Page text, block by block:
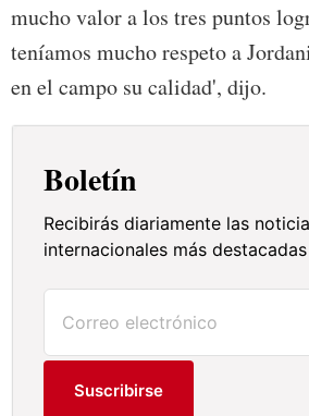
mucho valor a los tres puntos
teníamos mucho respeto a
en el campo su calidad', dijo.
Boletín
Recibirás diariamente las
internacionales más
Suscribirse